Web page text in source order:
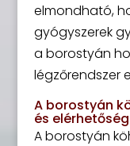
elmondható,
gyógyszerek
a borostyán
légzőrendszer
A borostyán
és
A borostyán